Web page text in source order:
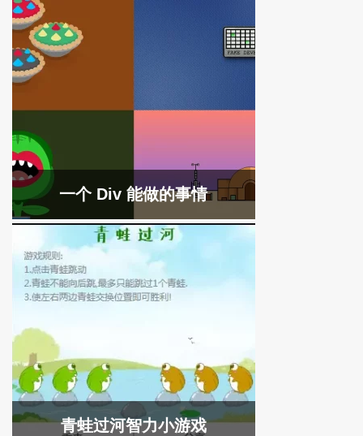
一个 Div 能做的事情
青蛙过河智力小游戏